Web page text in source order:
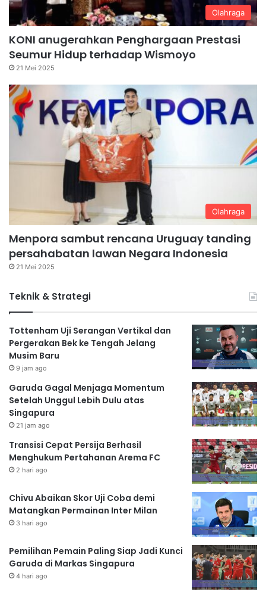
Olahraga
KONI anugerahkan Penghargaan Prestasi
Seumur Hidup terhadap Wismoyo
21 Mei 2025
Olahraga
Menpora sambut rencana Uruguay tanding
persahabatan lawan Negara Indonesia
21 Mei 2025
Teknik & Strategi
Tottenham Uji Serangan Vertikal dan
Pergerakan Bek ke Tengah Jelang
Musim Baru
9 jam ago
Garuda Gagal Menjaga Momentum
Setelah Unggul Lebih Dulu atas
Singapura
21 jam ago
Transisi Cepat Persija Berhasil
Menghukum Pertahanan Arema FC
2 hari ago
Chivu Abaikan Skor Uji Coba demi
Matangkan Permainan Inter Milan
3 hari ago
Pemilihan Pemain Paling Siap Jadi Kunci
Garuda di Markas Singapura
4 hari ago